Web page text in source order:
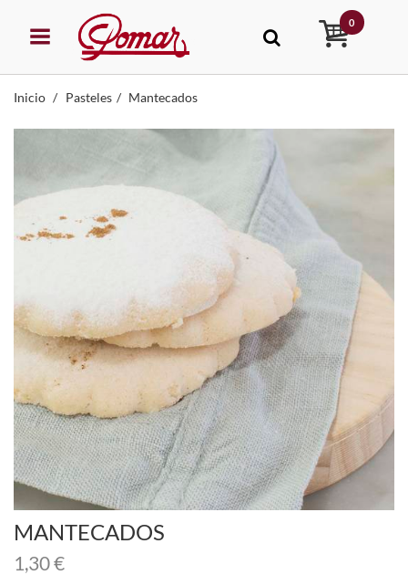
0
Inicio Pasteles Mantecados
MANTECADOS
1,30€